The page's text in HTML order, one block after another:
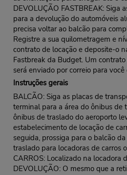
DEVOLUÇÃO FASTBREAK: Siga
para a devolução do automóveis
precisa voltar ao balcão para
Registre a sua quilometragem e
contrato de locação e deposite-o
Fastbreak da Budget. Um
será enviado por correio para
Instruções gerais
BALCÃO: Siga as placas de
terminal para a área do ônibus de
ônibus de traslado do aeroporto
estabelecimento de locação de
seguida, prossiga para o balcão
traslado para locadoras de carros
CARROS: Localizado na locadora
DEVOLUÇÃO: O mesmo que a